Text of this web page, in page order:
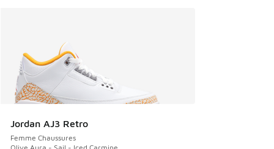
Jordan AJ3 Retro
Femme Chaussures